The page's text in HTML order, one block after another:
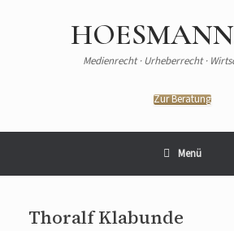
Medienrecht · Urheberrecht ·
Zur Beratung
Menü
Thoralf Klabunde